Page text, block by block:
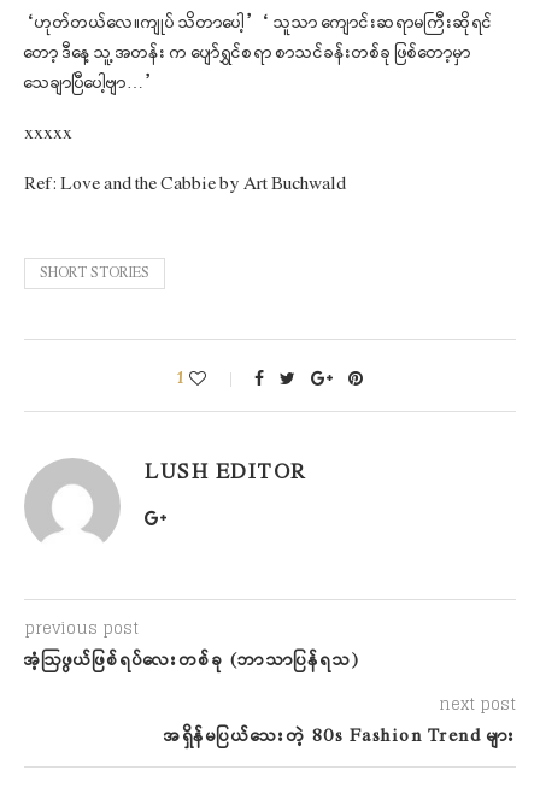
“ဟုတ်တယ်လေ။ကျုပ် သိတာပေါ့” “ သူသာ ကျောင်းဆရာမကြီးဆိုရင်
တော့ ဒီနေ့ သူ့ အတန်း က ပျော်ရွှင်စရာ စာသင်ခန်းတစ်ခု ဖြစ်တော့မှာ
သေချာပြီပေါ့ဗျာ…”
xxxxx
Ref: Love and the Cabbie by Art Buchwald
SHORT STORIES
1
LUSH EDITOR
previous post
အံ့ဩဖွယ်ဖြစ်ရပ်လေးတစ်ခု (ဘာသာပြန်ရသ)
next post
အရှိန်မပြယ်သေးတဲ့ 80s Fashion Trend များ